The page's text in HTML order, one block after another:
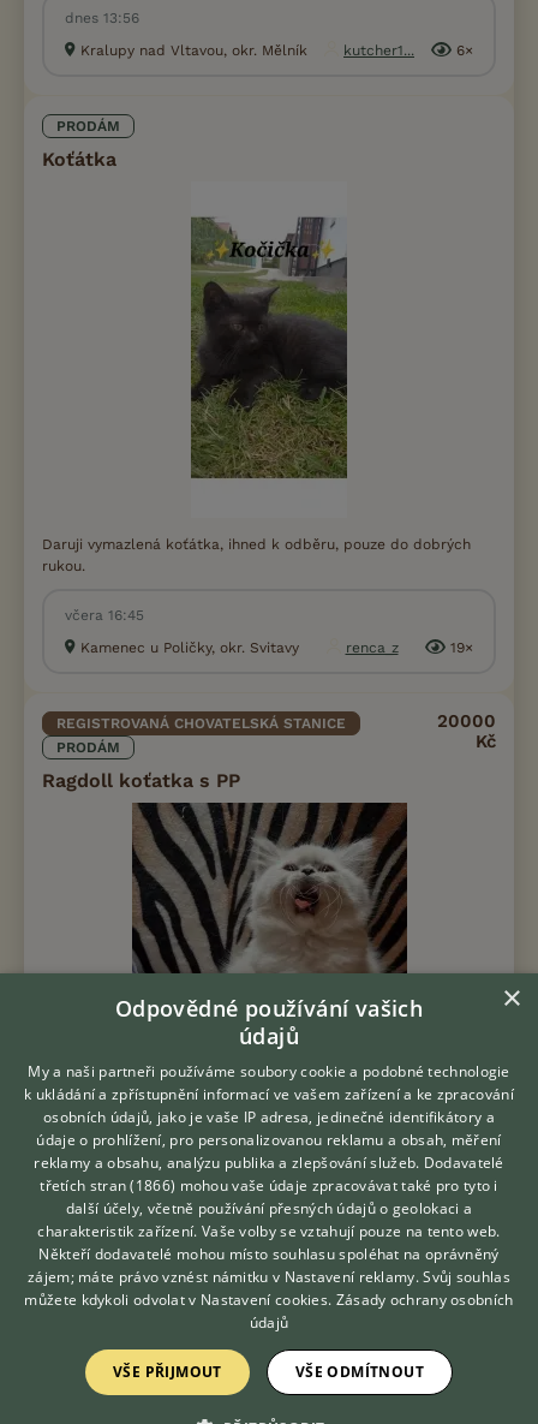
dnes 13:56
Kralupy nad Vltavou, okr. Mělník
kutcher1... 6×
PRODÁM
Koťátka
Daruji vymazlená koťátka, ihned k odběru, pouze do dobrých
rukou.
včera 16:45
Kamenec u Poličky, okr. Svitavy
renca_z 19×
REGISTROVANÁ CHOVATELSKÁ STANICE
PRODÁM
Ragdoll koťatka s PP
20000
Kč
Prodám Ragdolla - Nabizim k rezervaci kotatka Ragdoll s PP .
Kotatka jsou registrovany pod FIFE. K rezervaci 3 kocicky a 2
kocourci. Kocicky jsou ve zbarveni blue lynx mitted, blue
colorpoint, blue mi...
včera 13:08
Frýdek-Místek, okr. Frýdek-Místek
daru
PRODÁM
Hledáte zvířecího kamaráda?
Zdarma vám poradí
VETERINÁŘ ONLINE
KONZULTOVAT S
VETERINÁŘEM
×
Odpovědné používání vašich
údajů
My a naši partneři používáme soubory cookie a podobné technologie
k ukládání a zpřístupnění informací ve vašem zařízení a ke zpracování
osobních údajů, jako je vaše IP adresa, jedinečné identifikátory a
údaje o prohlížení, pro personalizovanou reklamu a obsah, měření
reklamy a obsahu, analýzu publika a zlepšování služeb. Dodavatelé
třetích stran (1866) mohou vaše údaje zpracovávat také pro tyto i
další účely, včetně používání přesných údajů o geolokaci a
charakteristik zařízení. Vaše volby se vztahují pouze na tento web.
Někteří dodavatelé mohou místo souhlasu spoléhat na oprávněný
zájem; máte právo vznést námitku v Nastavení reklamy. Svůj souhlas
můžete kdykoli odvolat v Nastavení cookies. Zásady ochrany osobních
údajů
VŠE PŘIJMOUT VŠE ODMÍTNOUT